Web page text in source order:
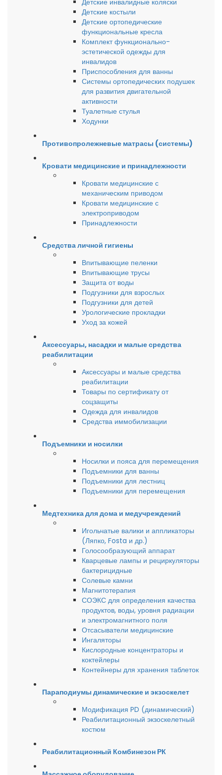
Детские инвалидные коляски
Детские костыли
Детские ортопедические
функциональные кресла
Комплект функционально-
эстетической одежды для
инвалидов
Приспособления для ванны
Системы ортопедических подушек
для развития двигательной
активности
Туалетные стулья
Ходунки
Противопролежневые матрасы (системы)
Кровати медицинские и принадлежности
Кровати медицинские с
механическим приводом
Кровати медицинские с
электроприводом
Принадлежности
Средства личной гигиены
Впитывающие пеленки
Впитывающие трусы
Защита от воды
Подгузники для взрослых
Подгузники для детей
Урологические прокладки
Уход за кожей
Аксессуары, насадки и малые средства
реабилитации
Аксессуары и малые средства
реабилитации
Товары по сертификату от
соцзащиты
Одежда для инвалидов
Средства иммобилизации
Подъемники и носилки
Носилки и пояса для перемещения
Подъемники для ванны
Подъемники для лестниц
Подъемники для перемещения
Медтехника для дома и медучреждений
Игольчатые валики и аппликаторы
(Ляпко, Fosta и др.)
Голосообразующий аппарат
Кварцевые лампы и рециркуляторы
бактерицидные
Солевые камни
Магнитотерапия
СОЭКС для определения качества
продуктов, воды, уровня радиации
и электромагнитного поля
Отсасыватели медицинские
Ингаляторы
Кислородные концентраторы и
коктейлеры
Контейнеры для хранения таблеток
Параподиумы динамические и экзоскелет
Модификация PD (динамический)
Реабилитационный экзоскелетный
костюм
Реабилитационный Комбинезон РК